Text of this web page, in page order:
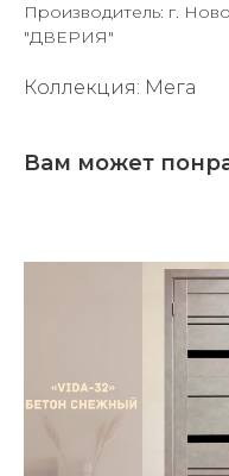
Производитель: г.
"ДВЕРИЯ"
Коллекция: Мега
Вам может